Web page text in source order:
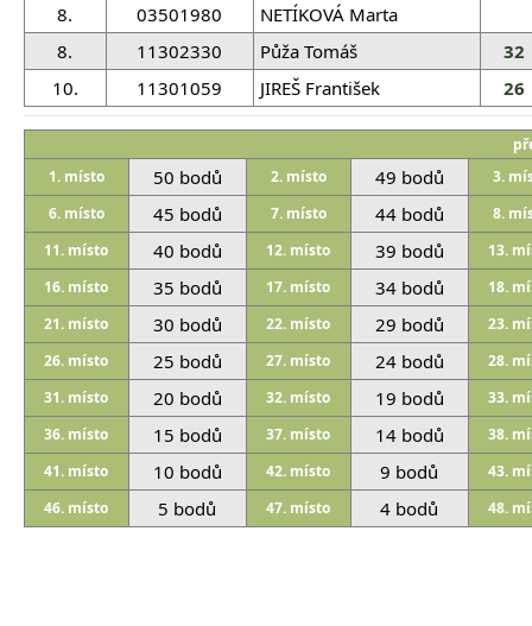
8.
03501980
NETÍKOVÁ Marta
8.
11302330 Půža Tomáš
32
10.
11301059 JIREŠ František 26
1. místo
50 bodů 2. místo 49 bodů
3.
6. místo
45 bodů 7. místo 44 bodů
8.
11. místo
40 bodů 12. místo 39 bodů
13.
16. místo
35 bodů 17. místo 34 bodů
18.
21. místo
30 bodů 22. místo 29 bodů
23.
26. místo
25 bodů 27. místo 24 bodů
28.
31. místo
20 bodů 32. místo 19 bodů
33.
36. místo
15 bodů 37. místo 14 bodů
38.
41. místo
10 bodů 42. místo 9 bodů
43.
46. místo
5 bodů 47. místo 4 bodů 48.